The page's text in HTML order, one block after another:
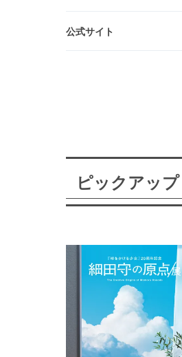
公式サイト
ピックアップ